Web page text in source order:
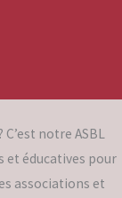
notre ASBL
et éducatives pour
associations et